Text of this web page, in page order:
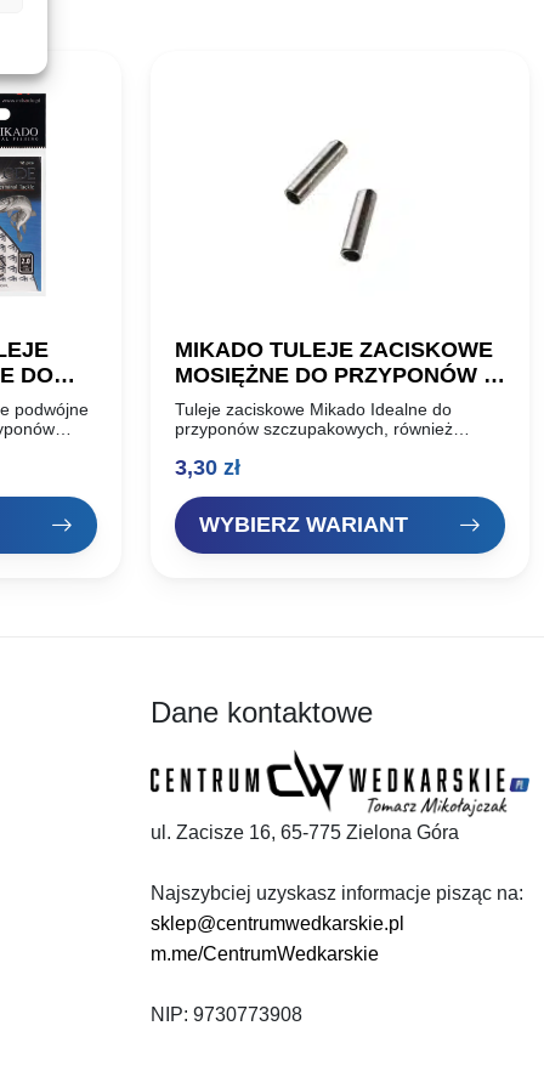
DO
podwójne
MIKADO TULEJE ZACISKOWE
MOSIĘŻNE DO PRZYPONÓW X-
PLODE
Tuleje zaciskowe Mikado Idealne do
przyponów szczupakowych, również
oraz klasycznym gruntowym. Opakowanie
3,30 zł
WYBIERZ WARIANT
Dane kontaktowe
ul. Zacisze 16, 65-775 Zielona Góra
Najszybciej uzyskasz informacje pisząc na:
sklep@centrumwedkarskie.pl
m.me/CentrumWedkarskie
NIP: 9730773908